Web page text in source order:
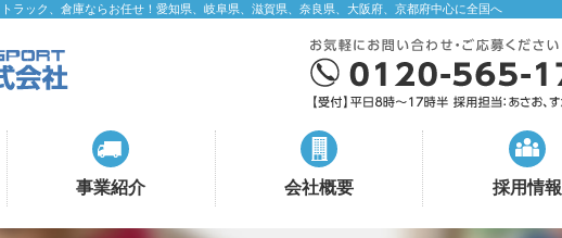
ラック、倉庫ならお任せ！愛知県、岐阜県、滋賀県、奈良県、大阪府、京都府中心に全国へ
事業紹介 会社概要 採用情報